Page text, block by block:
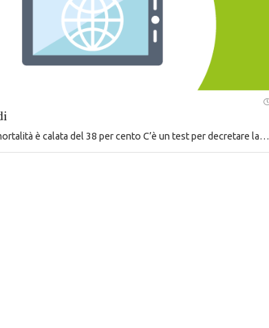
è calata del 38 per cento C’è un test per decretare la…